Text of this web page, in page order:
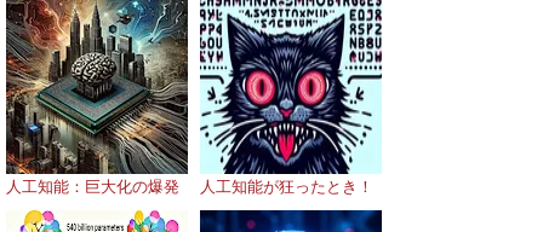
人工知能：巨大化の爆発 人工知能が狂ったとき！